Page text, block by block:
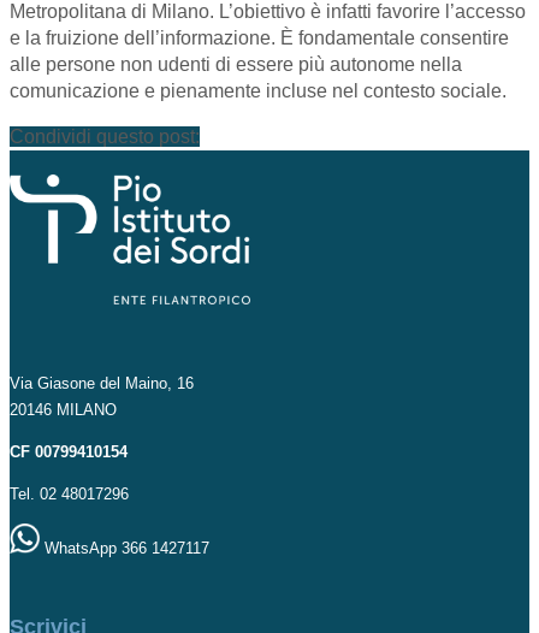
Metropolitana di Milano. L’obiettivo è infatti favorire l’accesso
e la fruizione dell’informazione. È fondamentale consentire
alle persone non udenti di essere più autonome nella
comunicazione e pienamente incluse nel contesto sociale.
Condividi questo post:
Via Giasone del Maino, 16
20146 MILANO
CF 00799410154
Tel. 02 48017296
WhatsApp 366 1427117
Scrivici